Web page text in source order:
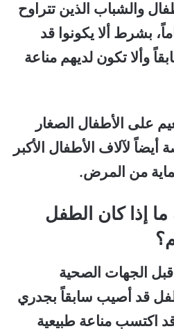
والشباب الذين تتراوح
بين 5 و17 عاماً، بشرط ألا يكونوا قد
وألا تكون لديهم مناعة
على الأطفال الصغار
لآلاف الأطفال الأكبر
من المرض.
إذا كان الطفل
الجهات الصحية
قد أصيب سابقاً بجدري
قد اكتسب مناعة طبيعية